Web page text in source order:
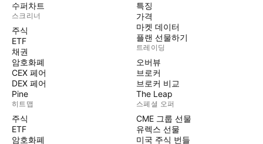
수퍼차트
스크리너
주식
ETF
채권
암호화폐
CEX 페어
DEX 페어
Pine
히트맵
주식
ETF
암호화폐
특징
가격
마켓 데이터
플랜 선물하기
트레이딩
오버뷰
브로커
브로커 비교
The Leap
스페셜 오퍼
CME 그룹 선물
유렉스 선물
미국 주식 번들